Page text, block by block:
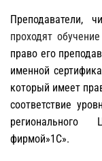
Преподаватели,
проходят обучение
право его
именной
который имеет
соответствие
фирмой»1С».